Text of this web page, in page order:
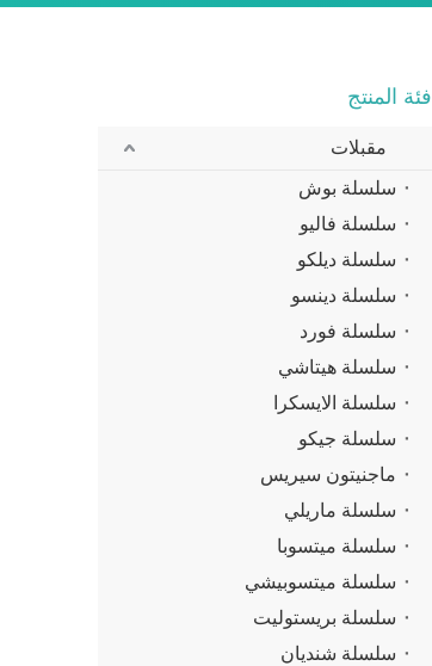
فئة المنتج
مقبلات
سلسلة بوش
سلسلة فاليو
سلسلة ديلكو
سلسلة دينسو
سلسلة فورد
سلسلة هيتاشي
سلسلة الايسكرا
سلسلة جيكو
ماجنيتون سيريس
سلسلة ماريلي
سلسلة ميتسوبا
سلسلة ميتسوبيشي
سلسلة بريستوليت
سلسلة شنديان